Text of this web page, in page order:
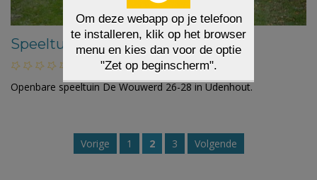
Speeltuin De Wouwerd 26-28
0 beoordelingen
Openbare speeltuin De Wouwerd 26-28 in Udenhout.
Vorige 1 2 3 Volgende